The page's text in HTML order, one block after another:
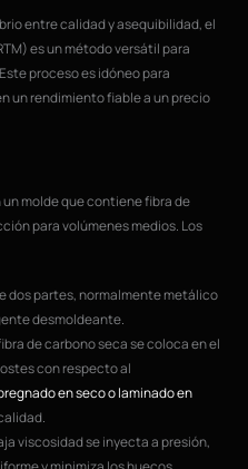
entre calidad y asequibilidad, el
es un método versátil para
proceso es idóneo para
un rendimiento fiable a un precio
molde que contiene fibra de
para volúmenes medios. Los
dos partes, normalmente metálico
desmoldeante.
de carbono seca se coloca en el
con respecto al
en seco o laminado en
viscosidad se inyecta a presión,